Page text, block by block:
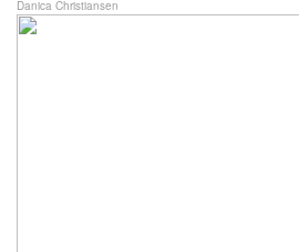
Danica Christiansen